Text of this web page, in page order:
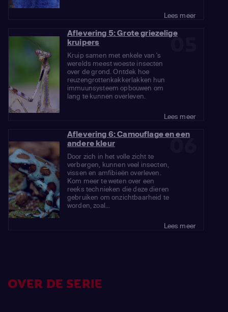
Lees meer
05
Aflevering 5: Grote griezelige
kruipers
Kruip samen met enkele van 's
werelds meest woeste insecten
over de grond. Ontdek hoe
reuzengrottenkakkerlakken hun
immuunsysteem opbouwen om
lang te kunnen overleven.
Lees meer
06
Aflevering 6: Camouflage en een
andere kleur
Door zich in het volle zicht te
verbergen, kunnen veel insecten,
vissen en amfibieën overleven.
Kom meer te weten over een
reeks technieken die deze dieren
gebruiken om onzichtbaarheid te
worden, zoal...
Lees meer
OVER DE SERIE